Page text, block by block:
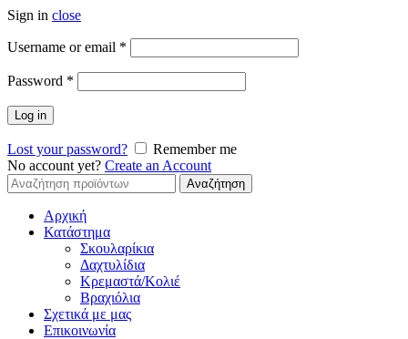
Sign in close
Username or email *
Password *
Log in
Lost your password?
Remember me
No account yet? Create an Account
Αναζήτηση
για:
Αναζήτηση
Αρχική
Κατάστημα
Σκουλαρίκια
Δαχτυλίδια
Κρεμαστά/Κολιέ
Βραχιόλια
Σχετικά με μας
Επικοινωνία